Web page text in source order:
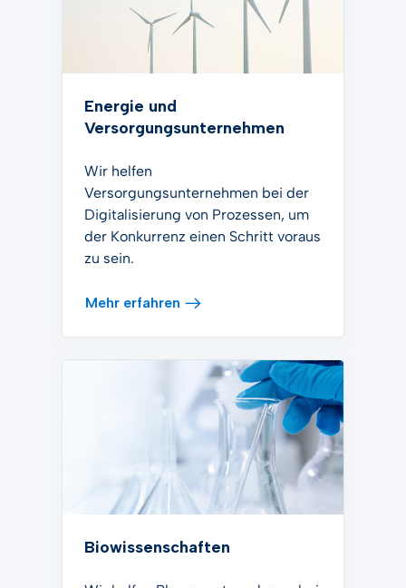
Energie und
Versorgungsunternehmen
Wir helfen
Versorgungsunternehmen bei der
Digitalisierung von Prozessen, um
der Konkurrenz einen Schritt voraus
zu sein.
Mehr erfahren
Biowissenschaften